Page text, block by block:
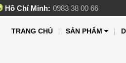
Hồ Chí Minh: 0983 38 00 66
TRANG CHỦ SẢN PHẨM